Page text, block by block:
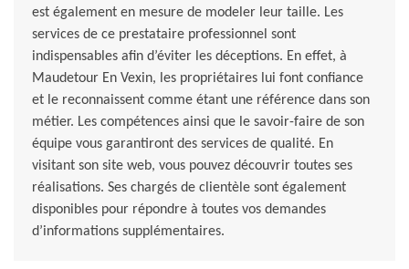
est également en mesure de modeler leur taille. Les
services de ce prestataire professionnel sont
indispensables afin d’éviter les déceptions. En effet, à
Maudetour En Vexin, les propriétaires lui font confiance
et le reconnaissent comme étant une référence dans son
métier. Les compétences ainsi que le savoir-faire de son
équipe vous garantiront des services de qualité. En
visitant son site web, vous pouvez découvrir toutes ses
réalisations. Ses chargés de clientèle sont également
disponibles pour répondre à toutes vos demandes
d’informations supplémentaires.